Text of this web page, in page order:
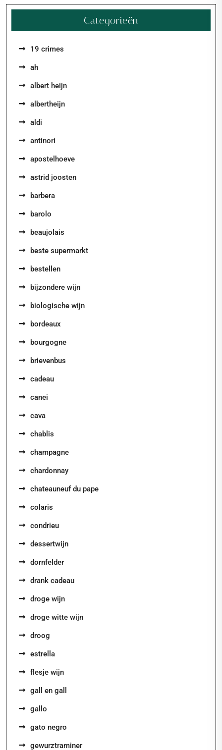
Categorieën
19 crimes
ah
albert heijn
albertheijn
aldi
antinori
apostelhoeve
astrid joosten
barbera
barolo
beaujolais
beste supermarkt
bestellen
bijzondere wijn
biologische wijn
bordeaux
bourgogne
brievenbus
cadeau
canei
cava
chablis
champagne
chardonnay
chateauneuf du pape
colaris
condrieu
dessertwijn
dornfelder
drank cadeau
droge wijn
droge witte wijn
droog
estrella
flesje wijn
gall en gall
gallo
gato negro
gewurztraminer